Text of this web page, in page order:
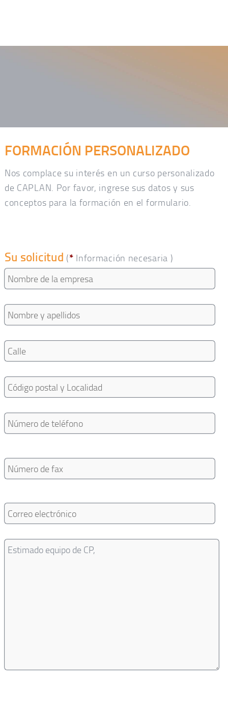
FORMACIÓN PERSONALIZADO
Nos complace su interés en un curso personalizado
de CAPLAN. Por favor, ingrese sus datos y sus
conceptos para la formación en el formulario.
Su solicitud (* Información necesaria )